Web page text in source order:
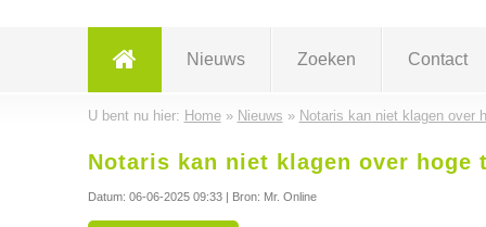
Nieuws Zoeken Contact
U bent nu hier: Home» Nieuws » Notaris kan niet klagen over
Notaris kan niet klagen over
Datum: 06-06-2025 09:33| Bron: Mr. Online